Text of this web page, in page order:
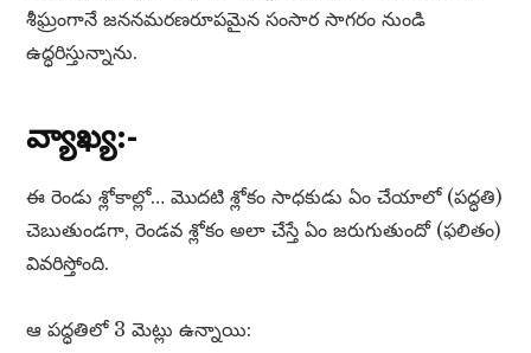
శీఘ్రంగానే జననమరణరూపమైన సంసార సాగరం నుండి
ఉద్ధరిస్తున్నాను.
వ్యాఖ్య:-
ఈ రెండు శ్లోకాల్లో… మొదటి శ్లోకం సాధకుడు ఏం చేయాలో (పద్ధతి)
చెబుతుండగా, రెండవ శ్లోకం అలా చేస్తే ఏం జరుగుతుందో (ఫలితం)
వివరిస్తోంది.
ఆ పద్ధతిలో 3 మెట్లు ఉన్నాయి: